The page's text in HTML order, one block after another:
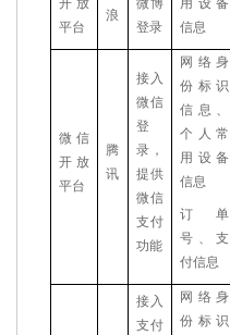
平台
浪
登录
信息
微信
开放
平台
腾
讯
接入
微信
登
录，
提供
微信
支付
功能
网络身
份标识
信息、
个人常
用设备
信息
订单
号、支
付信息
接入
支付
网络身
份标识